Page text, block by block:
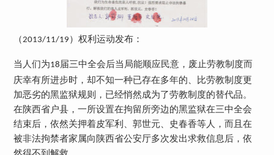
（2013/11/19 ）权利运动发布：
当人们为18 届三中全会后当局能顺应民意，废止劳教制度而
庆幸有所进步时，却不知一种已存在多年的、比劳教制度更
加恶劣的黑监狱规则，已经悄然成为了劳教制度的替代品。
在陕西省户县，一所设置在拘留所旁边的黑监狱在三中全会
结束后，依然关押着皮军利、郭世元、史春香等人，而且在
被非法拘禁者家属向陕西省公安厅多次发出求救信息后，依